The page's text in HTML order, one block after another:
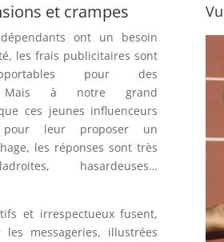
et crampes
ont un besoin
les frais publicitaires sont
pour des
Mais à notre grand
ces jeunes influenceurs
pour leur proposer un
les réponses sont très
hasardeuses…
et irrespectueux fusent,
messageries, illustrées